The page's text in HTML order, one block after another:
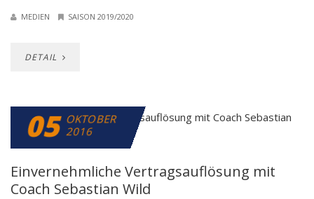
MEDIEN SAISON 2019/2020
DETAIL
05 OKTOBER
2016
Einvernehmliche Vertragsauflösung mit
Coach Sebastian Wild